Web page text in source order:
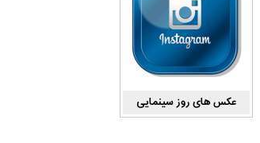
عکس های روز سینمایی